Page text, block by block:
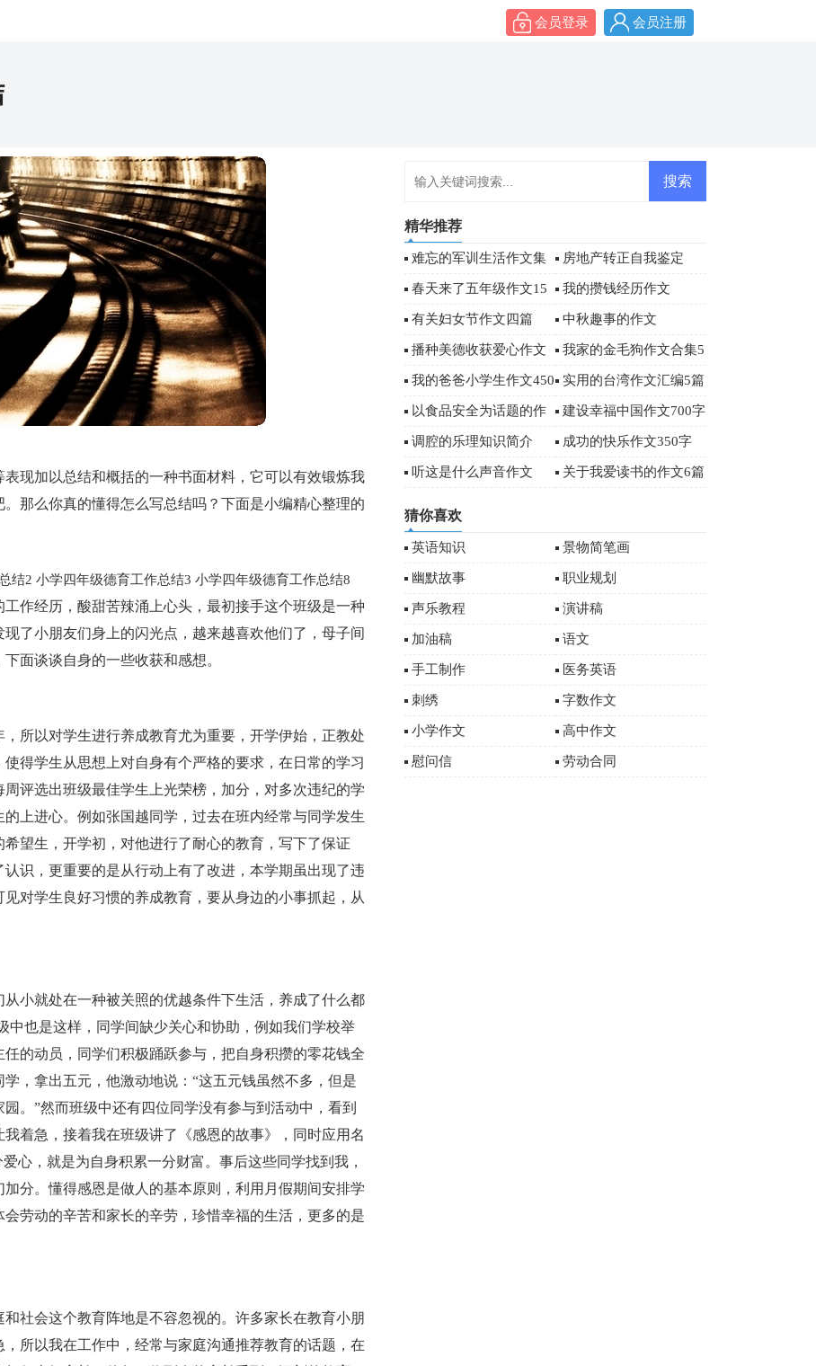
会员登录 会员注册
现加以总结和概括的一种书面材料，它可以有效锻炼我
那么你真的懂得怎么写总结吗？下面是小编精心整理的
作经历，酸甜苦辣涌上心头，最初接手这个班级是一种
了小朋友们身上的闪光点，越来越喜欢他们了，母子间
面谈谈自身的一些收获和感想。
所以对学生进行养成教育尤为重要，开学伊始，正教处
得学生从思想上对自身有个严格的要求，在日常的学习
评选出班级最佳学生上光荣榜，加分，对多次违纪的学
上进心。例如张国越同学，过去在班内经常与同学发生
望生，开学初，对他进行了耐心的教育，写下了保证
识，更重要的是从行动上有了改进，本学期虽出现了违
对学生良好习惯的养成教育，要从身边的小事抓起，从
小就处在一种被关照的优越条件下生活，养成了什么都
中也是这样，同学间缺少关心和协助，例如我们学校举
的动员，同学们积极踊跃参与，把自身积攒的零花钱全
，拿出五元，他激动地说：“这五元钱虽然不多，但是
。”然而班级中还有四位同学没有参与到活动中，看到
着急，接着我在班级讲了《感恩的故事》，同时应用名
心，就是为自身积累一分财富。事后这些同学找到我，
分。懂得感恩是做人的基本原则，利用月假期间安排学
劳动的辛苦和家长的辛劳，珍惜幸福的生活，更多的是
社会这个教育阵地是不容忽视的。许多家长在教育小朋
所以我在工作中，经常与家庭沟通推荐教育的话题，在
结2 小学四年级德育工作总结3 小学四年级德育工作总结8
精华推荐
难忘的军训生活作文集
合6篇
房地产转正自我鉴定
春天来了五年级作文15
篇
我的攒钱经历作文
有关妇女节作文四篇 中秋趣事的作文
播种美德收获爱心作文 我家的金毛狗作文合集5
篇
我的爸爸小学生作文450
字
实用的台湾作文汇编5篇
以食品安全为话题的作
文
建设幸福中国作文700字
调腔的乐理知识简介 成功的快乐作文350字
听这是什么声音作文 关于我爱读书的作文6篇
猜你喜欢
英语知识 景物简笔画
幽默故事 职业规划
声乐教程 演讲稿
加油稿 语文
手工制作 医务英语
刺绣 字数作文
小学作文 高中作文
慰问信 劳动合同